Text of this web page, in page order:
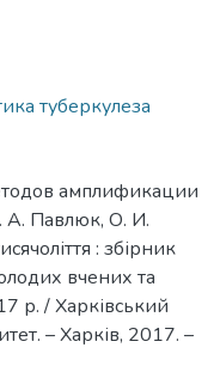
туберкулеза
амплификации
А. Павлюк, О. И.
: збірник
вчених та
р. / Харківський
– Харків, 2017. –